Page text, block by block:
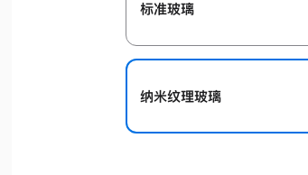
标准玻璃
纳米纹理玻璃